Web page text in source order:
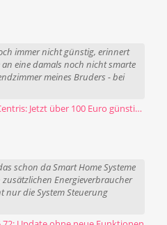
immer nicht günstig, erinnert
eine damals noch nicht smarte
meines Bruders - bei
→ Philips Hue Centris: Jetzt über 100 Euro günstiger
schon da Smart Home Systeme
Energieverbraucher
nur die System Steuerung